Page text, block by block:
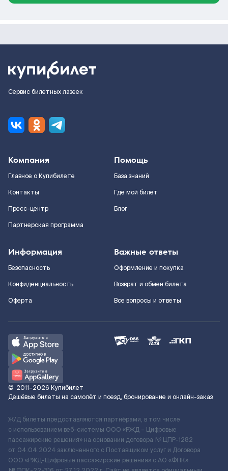
Сервис билетных лазеек
Компания
Главное о Купибилете
Контакты
Пресс-центр
Партнерская программа
Помощь
База знаний
Где мой билет
Блог
Информация
Безопасность
Конфиденциальность
Оферта
Важные ответы
Оформление и покупка
Возврат и обмен билета
Все вопросы и ответы
© 2011–2026 Купибилет
Дешёвые билеты на самолёт и поезд, бронирование и онлайн-заказ
Ж/Д билеты предоставляются партнёрами, в том числе
с использованием веб-системы ООО «РЖД – Цифровые
пассажирские решения» на основании договора № ЦПР-1282
от 04.04.2024 заключенного с Поставщиком услуг и Договора
ООО «РЖД-Цифровые пассажирские решения» c АО «ФПК»